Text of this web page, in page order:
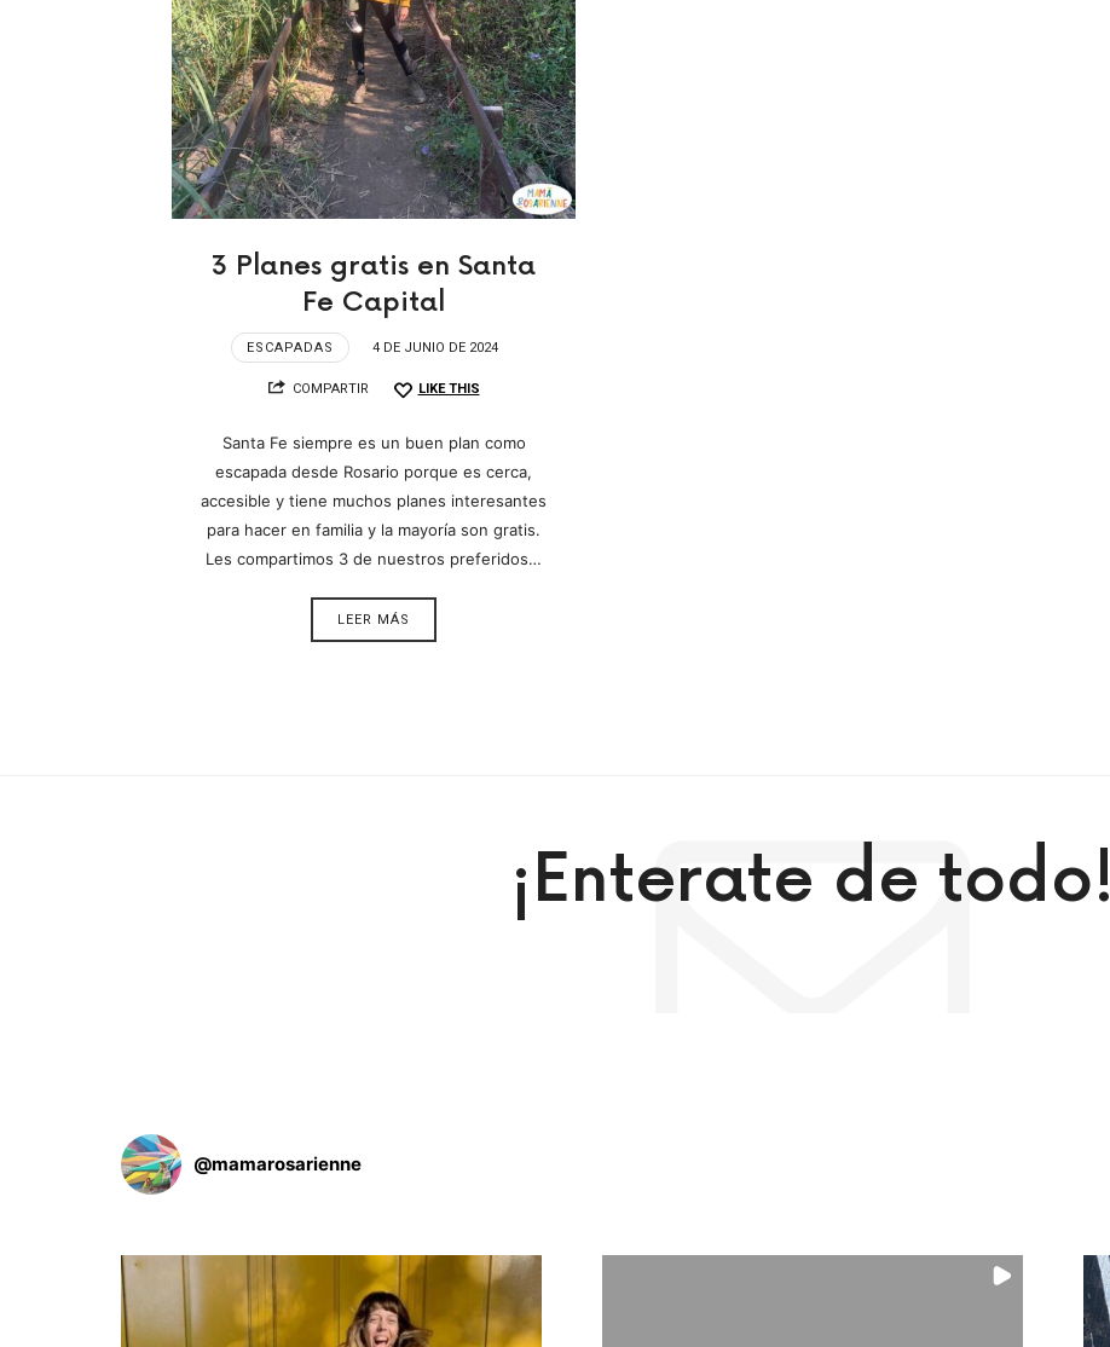
3 Planes gratis en Santa
Fe Capital
ESCAPADAS 4 DE JUNIO DE 2024
COMPARTIR LIKE THIS
Santa Fe siempre es un buen plan como
escapada desde Rosario porque es cerca,
accesible y tiene muchos planes interesantes
para hacer en familia y la mayoría son gratis.
Les compartimos 3 de nuestros preferidos…
LEER MÁS
¡Enterate de todo!
@mamarosarienne